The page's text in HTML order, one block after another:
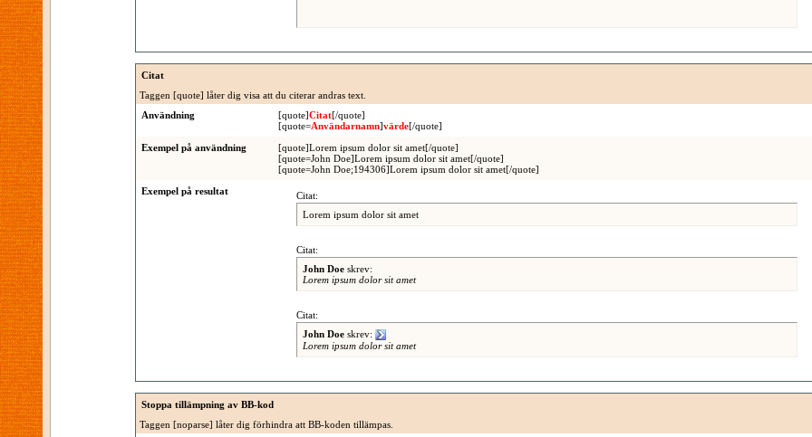
Citat
Taggen [quote] låter dig visa att du citerar andras text.
Användning
[quote]Citat[/quote]
[quote=Användarnamn]värde[/quote]
Exempel på användning
[quote]Lorem ipsum dolor sit amet[/quote]
[quote=John Doe]Lorem ipsum dolor sit amet[/quote]
[quote=John Doe;194306]Lorem ipsum dolor sit amet[/quote]
Exempel på resultat
Citat:
Lorem ipsum dolor sit amet
Citat:
John Doeskrev:
Lorem ipsum dolor sit amet
Citat:
John Doeskrev:
Lorem ipsum dolor sit amet
Stoppa tillämpning av BB-kod
Taggen [noparse] låter dig förhindra att BB-koden tillämpas.